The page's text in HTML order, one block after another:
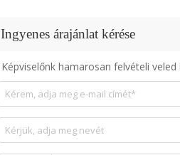
Ingyenes árajánlat kérése
Képviselőnk hamarosan felvételi